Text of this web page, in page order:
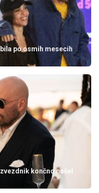
po osmih mesecih
končno našel